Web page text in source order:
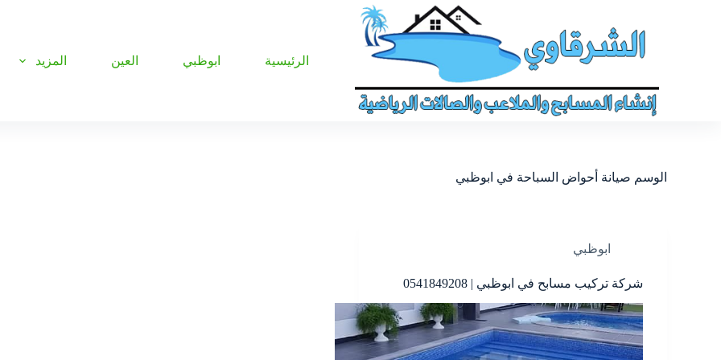
الرئيسية ابوظبي العين المزيد
الوسم صيانة أحواض السباحة في ابوظبي
ابوظبي
شركة تركيب مسابح في ابوظبي | 0541849208